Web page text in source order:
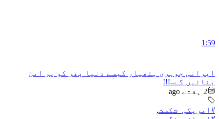
1:59
ایرانی جوہری ہتھیار کیسے دنیا بھر کو پر امن
بنائیں گے..!!!
2 ہفتے ago
#امریکی_شکست,